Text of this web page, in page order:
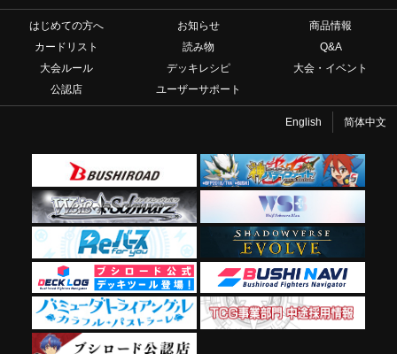
はじめての方へ お知らせ
商品情報
カードリスト
読み物
Q&A
大会ルール
デッキレシピ
大会・イベント
公認店
ユーザーサポート
English 简体中文